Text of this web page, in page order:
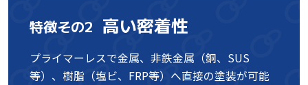
特徴その2 高い密着性
プライマーレスで金属、非鉄金属（銅、SUS
等）、樹脂（塩ビ、FRP等）へ直接の塗装が可能